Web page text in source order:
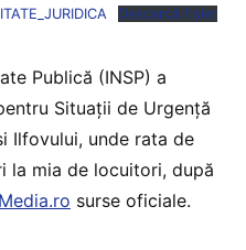
Descarcă fișier
Publică (INSP) a
Situații de Urgență
Ilfovului, unde rata de
la mia de locuitori, după
surse oficiale.